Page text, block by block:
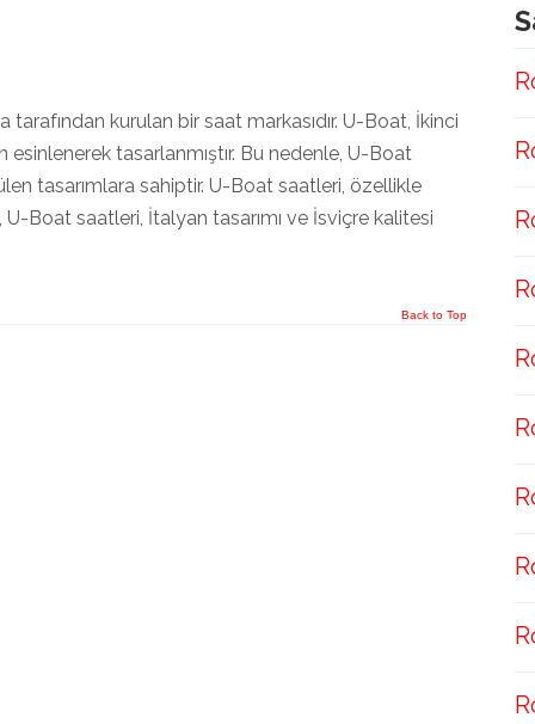
tarafından kurulan bir saat markasıdır. U-Boat, İkinci
esinlenerek tasarlanmıştır. Bu nedenle, U-Boat
tasarımlara sahiptir. U-Boat saatleri, özellikle
U-Boat saatleri, İtalyan tasarımı ve İsviçre kalitesi
Back to Top